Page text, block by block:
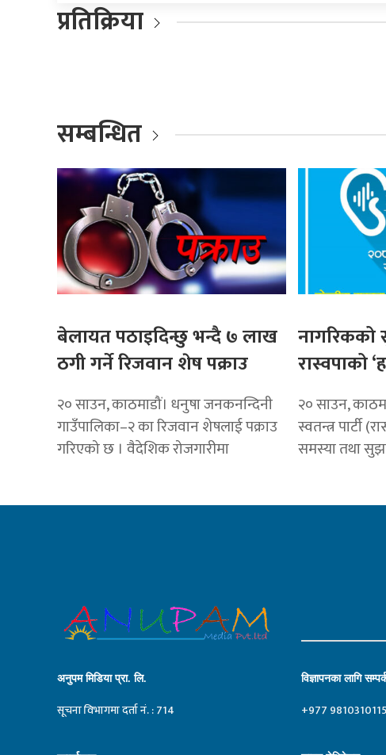
प्रतिक्रिया
सम्बन्धित
बेलायत पठाइदिन्छु भन्दै ७ लाख
ठगी गर्ने रिजवान शेष पक्राउ
२० साउन, काठमाडौं। धनुषा जनकनन्दिनी
गाउँपालिका–२ का रिजवान शेषलाई पक्राउ
गरिएको छ । वैदेशिक रोजगारीमा
नागरिकको
रास्वपाको
२० साउन,
स्वतन्त्र पार्टी
समस्या तथा
अनुपम मिडिया प्रा. लि.
सूचना विभागमा दर्ता नं. : 714
विज्ञापनका लागि
+977 9810310115